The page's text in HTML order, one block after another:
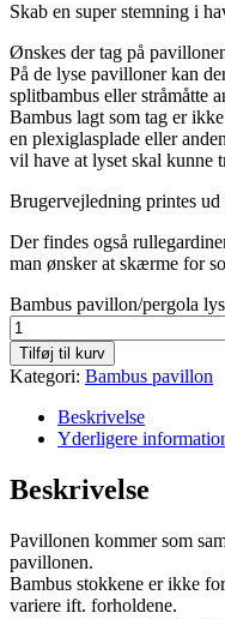
Skab en super stemning i
Ønskes der tag på
På de lyse pavilloner kan
splitbambus eller stråmåtte
Bambus lagt som tag er
en plexiglasplade eller
vil have at lyset skal kunne
Brugervejledning printes
Der findes også
man ønsker at skærme for
Bambus pavillon/pergola
Tilføj til kurv
Kategori: Bambus pavillon
Beskrivelse
Yderligere
Beskrivelse
Pavillonen kommer som
pavillonen.
Bambus stokkene er ikke
variere ift. forholdene.